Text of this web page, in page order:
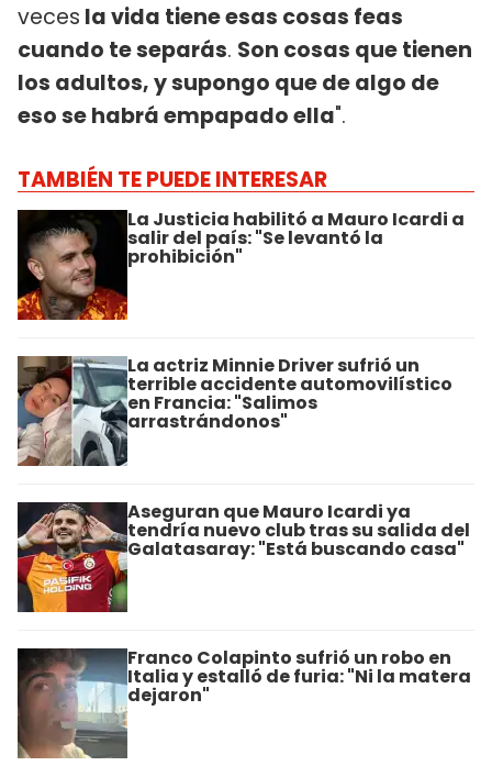
veces la vida tiene esas cosas feas
cuando te separás. Son cosas que tienen
los adultos, y supongo que de algo de
eso se habrá empapado ella".
TAMBIÉN TE PUEDE INTERESAR
La Justicia habilitó a Mauro Icardi a
salir del país: "Se levantó la
prohibición"
La actriz Minnie Driver sufrió un
terrible accidente automovilístico
en Francia: "Salimos
arrastrándonos"
Aseguran que Mauro Icardi ya
tendría nuevo club tras su salida del
Galatasaray: "Está buscando casa"
Franco Colapinto sufrió un robo en
Italia y estalló de furia: "Ni la matera
dejaron"